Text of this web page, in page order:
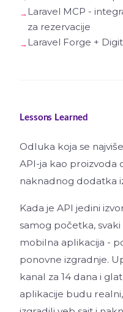
Laravel MCP -
za rezervacije
Laravel Forge +
Lessons Learned
Odluka koja se
API-ja kao proizvoda
naknadnog dodatka
Kada je API jedini
samog početka, svaki
mobilna aplikacija -
ponovne izgradnje.
kanal za 14 dana i
aplikacije budu